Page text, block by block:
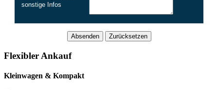
sonstige Infos
Flexibler Ankauf
Kleinwagen & Kompakt